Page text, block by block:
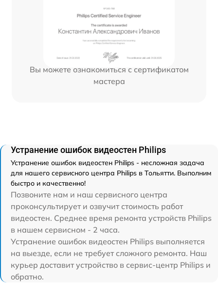
Вы можете ознакомиться с сертификатом
мастера
Устранение ошибок видеостен Philips
Устранение ошибок видеостен Philips - несложная задача
для нашего сервисного центра Philips в Тольятти. Выполним
быстро и качественно!
Позвоните нам и наш сервисного центра
проконсультирует и озвучит стоимость работ
видеостен. Среднее время ремонта устройств Philips
в нашем сервисном - 2 часа.
Устранение ошибок видеостен Philips выполняется
на выезде, если не требует сложного ремонта. Наш
курьер доставит устройство в сервис-центр Philips и
обратно.